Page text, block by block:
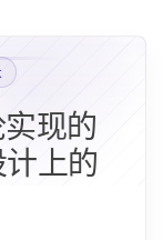
现的
上的